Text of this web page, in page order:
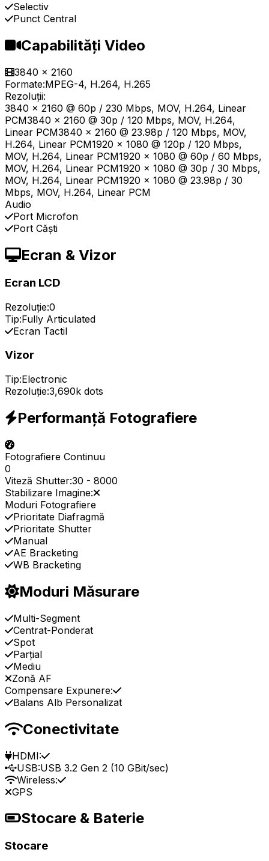
Selectiv
Punct Central
Capabilități Video
3840 x 2160
Formate:MPEG-4, H.264, H.265
Rezoluții:
3840 x 2160 @ 60p / 230 Mbps, MOV, H.264, Linear
PCM3840 x 2160 @ 30p / 120 Mbps, MOV, H.264,
Linear PCM3840 x 2160 @ 23.98p / 120 Mbps, MOV,
H.264, Linear PCM1920 x 1080 @ 120p / 120 Mbps,
MOV, H.264, Linear PCM1920 x 1080 @ 60p / 60 Mbps,
MOV, H.264, Linear PCM1920 x 1080 @ 30p / 30 Mbps,
MOV, H.264, Linear PCM1920 x 1080 @ 23.98p / 30
Mbps, MOV, H.264, Linear PCM
Audio
Port Microfon
Port Căști
Ecran & Vizor
Ecran LCD
Rezoluție:0
Tip:Fully Articulated
Ecran Tactil
Vizor
Tip:Electronic
Rezoluție:3,690k dots
Performanță Fotografiere
Fotografiere Continuu
0
Viteză Shutter:30 - 8000
Stabilizare Imagine:
Moduri Fotografiere
Prioritate Diafragmă
Prioritate Shutter
Manual
AE Bracketing
WB Bracketing
Moduri Măsurare
Multi-Segment
Centrat-Ponderat
Spot
Parțial
Mediu
Zonă AF
Compensare Expunere:
Balans Alb Personalizat
Conectivitate
HDMI:
USB:USB 3.2 Gen 2 (10 GBit/sec)
Wireless:
GPS
Stocare & Baterie
Stocare